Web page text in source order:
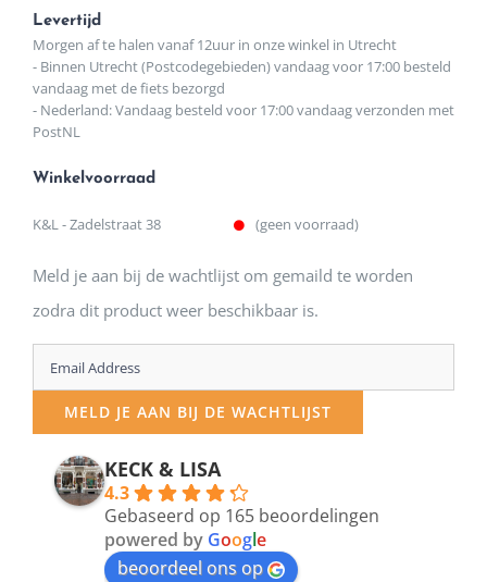
Levertijd
Morgen af te halen vanaf 12uur in onze winkel in Utrecht
- Binnen Utrecht (Postcodegebieden) vandaag voor 17:00 besteld
vandaag met de fiets bezorgd
- Nederland: Vandaag besteld voor 17:00 vandaag verzonden met
PostNL
Winkelvoorraad
K&L - Zadelstraat 38 (geen voorraad)
Meld je aan bij de wachtlijst om gemaild te worden
zodra dit product weer beschikbaar is.
Enter
your
email
address
MELD JE AAN BIJ DE WACHTLIJST
KECK & LISA
4.3
Gebaseerd op 165 beoordelingen
powered by Google
beoordeel ons op